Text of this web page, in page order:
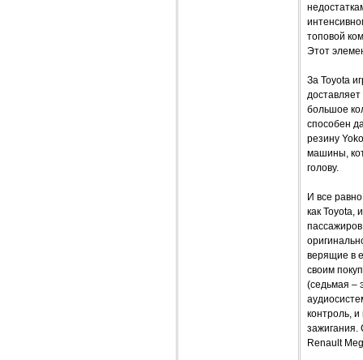
топовой
Этот
За Toyota
большое
способен
резину
машины,
голову.
И все
как Toyota,
верящие в
своим
(седьмая –
контроль,
зажигания.
Renault